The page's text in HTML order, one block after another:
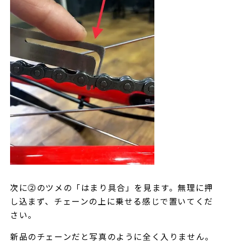
次に⓶のツメの「はまり具合」を見ます。無理に押
し込まず、チェーンの上に乗せる感じで置いてくだ
さい。
新品のチェーンだと写真のように全く入りません。